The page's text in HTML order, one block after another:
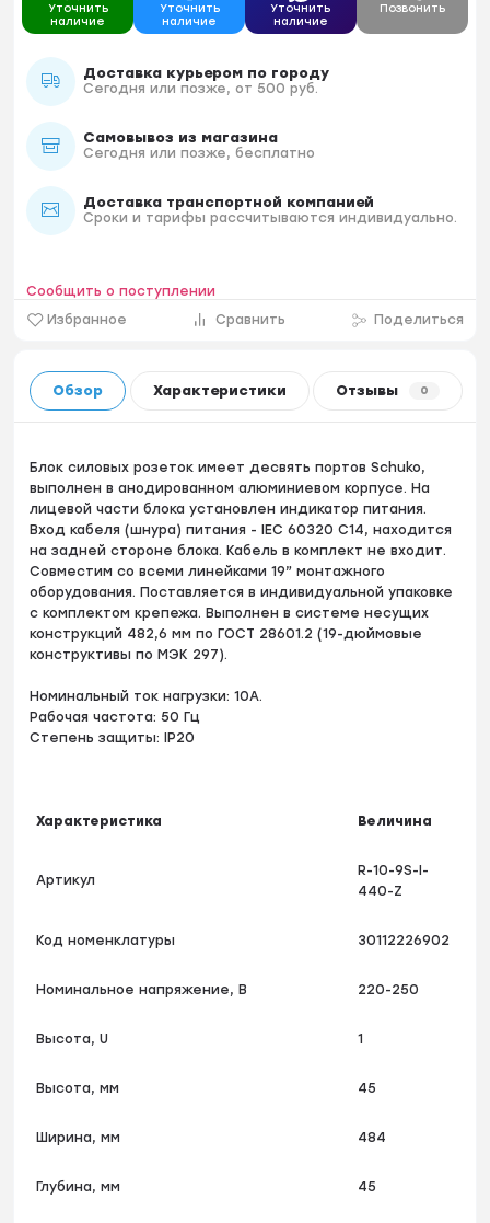
Уточнить
наличие
Уточнить
наличие
Уточнить
наличие
Позвонить
Доставка курьером по городу
Сегодня или позже, от 500 руб.
Самовывоз из магазина
Сегодня или позже, бесплатно
Доставка транспортной компанией
Сроки и тарифы рассчитываются индивидуально.
Избранное Сравнить Поделиться
Сообщить о поступлении
Обзор Характеристики Отзывы 0
Блок силовых розеток имеет десвять портов Schuko,
выполнен в анодированном алюминиевом корпусе. На
лицевой части блока установлен индикатор питания.
Вход кабеля (шнура) питания - IEC 60320 C14, находится
на задней стороне блока. Кабель в комплект не входит.
Совместим со всеми линейками 19” монтажного
оборудования. Поставляется в индивидуальной упаковке
с комплектом крепежа. Выполнен в системе несущих
конструкций 482,6 мм по ГОСТ 28601.2 (19-дюймовые
конструктивы по МЭК 297).
Номинальный ток нагрузки: 10А.
Рабочая частота: 50 Гц
Степень защиты: IP20
Характеристика Величина
Артикул
R-10-9S-I-
440-Z
Код номенклатуры 30112226902
Номинальное напряжение, В 220-250
Высота, U 1
Высота, мм 45
Ширина, мм 484
Глубина, мм 45